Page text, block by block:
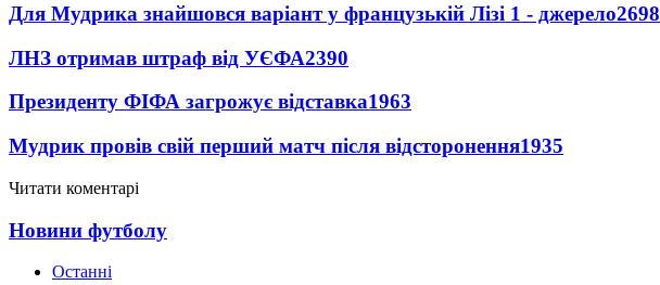
Для Мудрика знайшовся варіант у французькій Лізі 1 - джерело2698
ЛНЗ отримав штраф від УЄФА2390
Президенту ФІФА загрожує відставка1963
Мудрик провів свій перший матч після відсторонення1935
Читати коментарі
Новини футболу
Останні